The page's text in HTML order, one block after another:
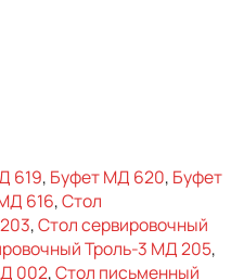
619, Буфет МД 620, Буфет
616,Стол
,Стол сервировочный
Троль-3 МД 205,
002,Стол письменный